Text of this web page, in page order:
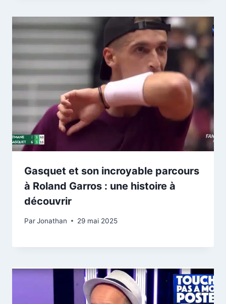
Gasquet et son incroyable parcours
à Roland Garros : une histoire à
découvrir
ParJonathan 29 mai 2025